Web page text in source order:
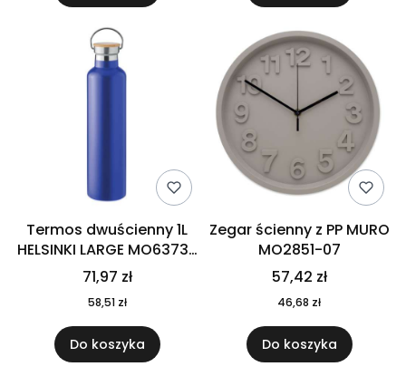
Termos dwuścienny 1L
HELSINKI LARGE MO6373-
04
71,97 zł
58,51 zł
Do koszyka
Zegar ścienny z PP MURO
MO2851-07
57,42 zł
46,68 zł
Do koszyka